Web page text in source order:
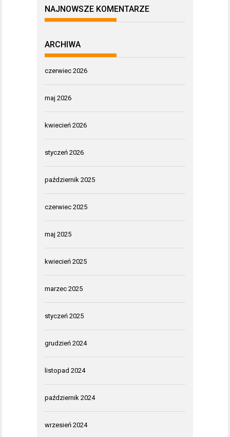
NAJNOWSZE KOMENTARZE
ARCHIWA
czerwiec 2026
maj 2026
kwiecień 2026
styczeń 2026
październik 2025
czerwiec 2025
maj 2025
kwiecień 2025
marzec 2025
styczeń 2025
grudzień 2024
listopad 2024
październik 2024
wrzesień 2024